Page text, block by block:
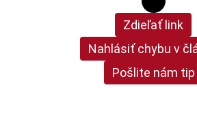
Zdieľať link
Nahlásiť chybu v
Pošlite nám tip